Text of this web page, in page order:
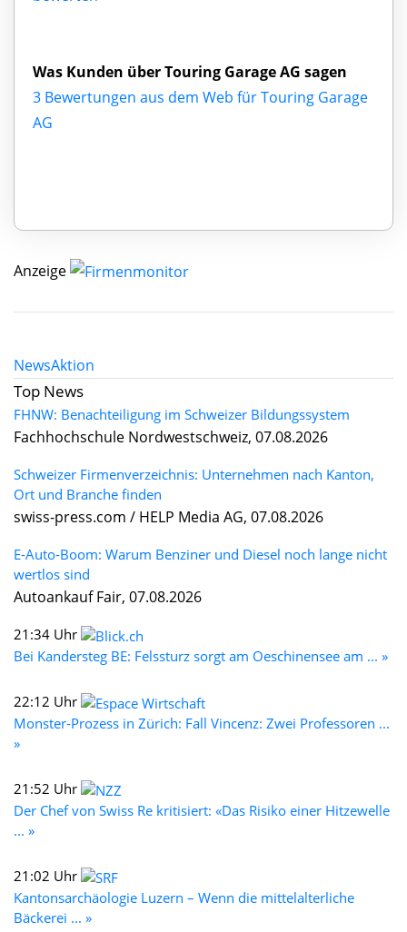
Was Kunden über Touring Garage AG sagen
3 Bewertungen aus dem Web für Touring Garage
AG
Anzeige
NewsAktion
Top News
FHNW: Benachteiligung im Schweizer Bildungssystem
Fachhochschule Nordwestschweiz, 07.08.2026
Schweizer Firmenverzeichnis: Unternehmen nach Kanton,
Ort und Branche finden
swiss-press.com / HELP Media AG, 07.08.2026
E-Auto-Boom: Warum Benziner und Diesel noch lange nicht
wertlos sind
Autoankauf Fair, 07.08.2026
21:34 Uhr
Bei Kandersteg BE: Felssturz sorgt am Oeschinensee am ... »
22:12 Uhr
Monster-Prozess in Zürich: Fall Vincenz: Zwei Professoren ...
»
21:52 Uhr
Der Chef von Swiss Re kritisiert: «Das Risiko einer Hitzewelle
... »
21:02 Uhr
Kantonsarchäologie Luzern – Wenn die mittelalterliche
Bäckerei ... »